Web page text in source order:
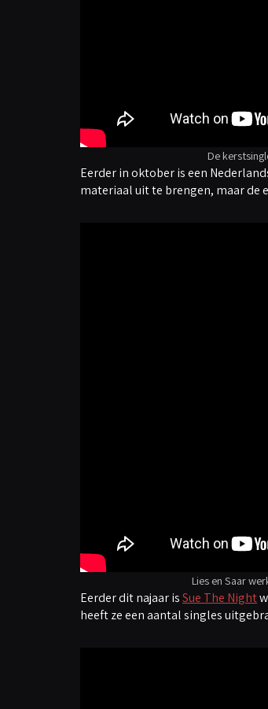
De
Eerder in oktober is een
materiaal uit te brengen, maar de
Lies en Saar
Eerder dit najaar isSue The Night
heeft ze een aantal singles